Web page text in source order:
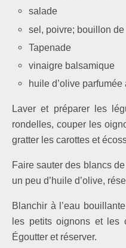
salade
sel, poivre; bouillon
Tapenade
vinaigre balsamique
huile d’olive parfumée
Laver et préparer les
rondelles, couper les
gratter les carottes et
Faire sauter des blancs
un peu d’huile d’olive,
Blan­chir à l’eau
les petits oignons et
Égoutter et réserver.